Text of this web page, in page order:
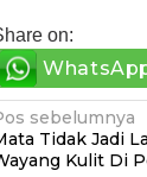
on:
sebelumnya
Tidak Jadi
Kulit Di